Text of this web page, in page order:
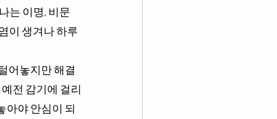
는 이명, 비문
이 생겨나 하루
전 감기에 걸리
아야 안심이 되